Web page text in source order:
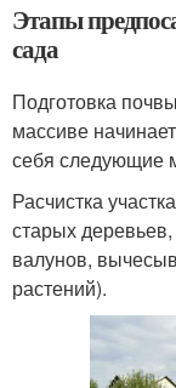
Этапы
сада
Подготовка
массиве
себя следующие
Расчистка
старых
валунов,
растений).